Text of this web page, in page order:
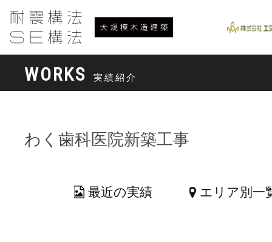
WORKS 実績紹介
わく歯科医院新築工事
最近の実績 エリア別一